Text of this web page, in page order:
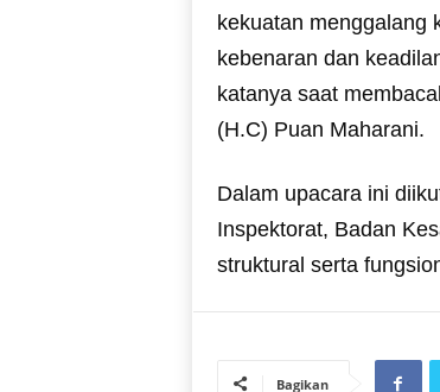
kekuatan menggalang
kebenaran dan
katanya saat
(H.C) Puan Maharani.
Dalam upacara ini
Inspektorat, Badan
struktural serta
Bagikan